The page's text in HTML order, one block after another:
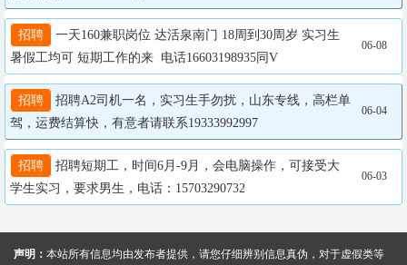
招聘
一天160兼职岗位 达活泉南门 18周到30周岁 实习生
暑假工均可 短期工作的来  电话16603198935同V
06-08
招聘
招聘A2司机一名，实习生手勿扰，山东专线，高栏单
驾，运费结算快，有意者请联系19333992997
06-04
招聘
招聘短期工，时间6月-9月，会电脑操作，可接受大
学生实习，要求男生，电话：15703290732
06-03
声明： 本站所有信息均由发布者提供，请您仔细辨别信息真伪，对于虚假类等